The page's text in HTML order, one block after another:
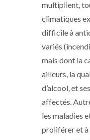
multiplient,
climatiques
difficile à
variés
mais dont la
ailleurs, la
d’alcool, et
affectés.
les maladies
proliférer et à